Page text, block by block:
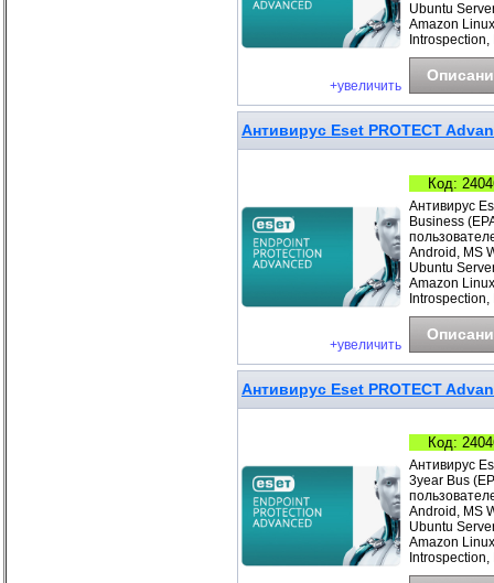
+увеличить
Ubuntu
Amazon
Антивирус Eset PROTECT
+увеличить
Код:
Антивирус
Business
Android, MS
Ubuntu
Amazon
Антивирус Eset PROTECT
Код:
Антивирус
3year Bus
Android, MS
Ubuntu
Amazon